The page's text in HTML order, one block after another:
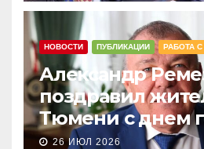
НОВОСТИ ПУБЛИКАЦИИ РАБОТА
Александр
поздравил
Тюмени с днем
26 ИЮЛ 2026